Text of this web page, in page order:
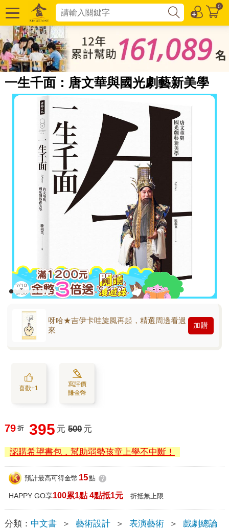
0
一生千面：唐文華與國光劇藝新美學
呀哈★吉伊卡哇旋風再起，精選周邊看過
來
加購
喜歡+1
寫評價
賺金幣
79 折 395 元 500 元
認購希望書包，幫助弱勢孩童上學不中斷！
預計最高可得金幣 15點 ?
HAPPY GO享100累1點 4點抵1元 折抵無上限
分類： 中文書 ＞ 藝術設計 ＞ 表演藝術 ＞ 戲劇總論